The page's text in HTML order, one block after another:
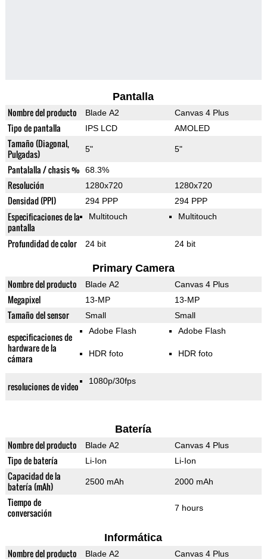
Pantalla
Nombre del producto Blade A2 Canvas 4 Plus
Tipo de pantalla IPS LCD AMOLED
Tamaño (Diagonal,
Pulgadas)
5" 5"
Pantalalla / chasis % 68.3%
Resolución 1280x720 1280x720
Densidad (PPI) 294 PPP 294 PPP
Especificaciones de la
pantalla
Multitouch Multitouch
Profundidad de color 24 bit 24 bit
Primary Camera
Nombre del producto Blade A2 Canvas 4 Plus
Megapixel 13-MP 13-MP
Tamaño del sensor Small Small
especificaciones de
hardware de la
cámara
Adobe Flash
HDR foto
Adobe Flash
HDR foto
resoluciones de video 1080p/30fps
Batería
Nombre del producto Blade A2 Canvas 4 Plus
Tipo de batería Li-Ion Li-Ion
Capacidad de la
batería (mAh)
2500 mAh 2000 mAh
Tiempo de
conversación
7 hours
Informática
Nombre del producto Blade A2 Canvas 4 Plus